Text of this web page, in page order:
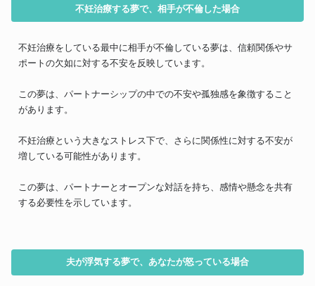
不妊治療する夢で、相手が不倫した場合
不妊治療をしている最中に相手が不倫している夢は、信頼関係やサ
ポートの欠如に対する不安を反映しています。
この夢は、パートナーシップの中での不安や孤独感を象徴すること
があります。
不妊治療という大きなストレス下で、さらに関係性に対する不安が
増している可能性があります。
この夢は、パートナーとオープンな対話を持ち、感情や懸念を共有
する必要性を示しています。
夫が浮気する夢で、あなたが怒っている場合